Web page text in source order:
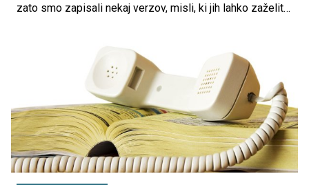
zato smo zapisali nekaj verzov, misli, ki jih lahko zaželite